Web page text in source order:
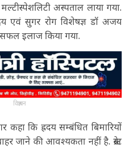
अस्पताल लाया गया.
एवं सुगर रोग विशेषज्ञ डॉ अजय
सफल इलाज किया गया.
विज्ञापन
कि ह्रदय सम्बंधित बिमारियों
जाने की आवश्यकता नहीं है. क्रेस्ट